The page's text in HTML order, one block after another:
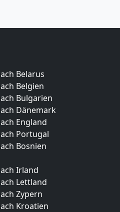
Belarus
Belgien
Bulgarien
Dänemark
England
Portugal
Bosnien
Irland
Lettland
Zypern
Kroatien